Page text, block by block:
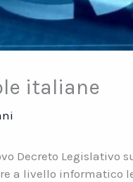
italiane
Decreto Legislativo
a livello informatico